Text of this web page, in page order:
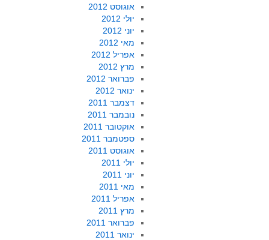
אוגוסט 2012
יולי 2012
יוני 2012
מאי 2012
אפריל 2012
מרץ 2012
פברואר 2012
ינואר 2012
דצמבר 2011
נובמבר 2011
אוקטובר 2011
ספטמבר 2011
אוגוסט 2011
יולי 2011
יוני 2011
מאי 2011
אפריל 2011
מרץ 2011
פברואר 2011
ינואר 2011